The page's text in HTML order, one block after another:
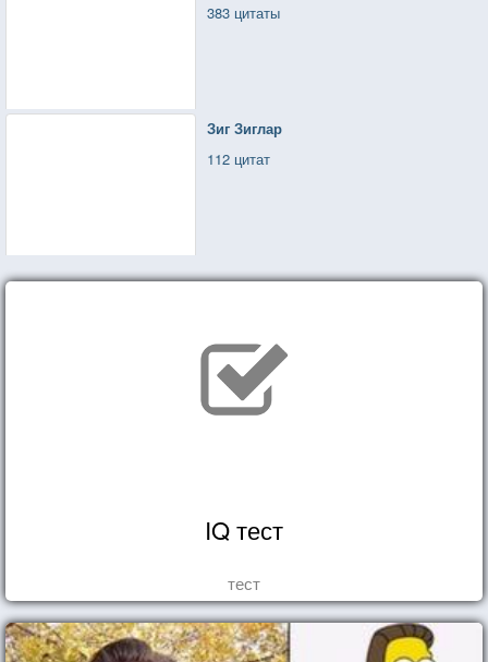
383 цитаты
Зиг Зиглар
112 цитат
IQ тест
тест